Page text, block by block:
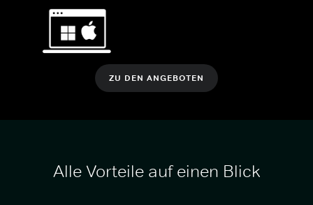
ZU DEN ANGEBOTEN
Alle Vorteile auf einen Blick